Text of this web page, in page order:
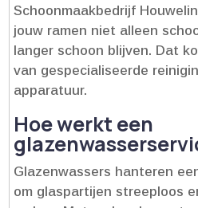
Schoonmaakbedrijf
jouw ramen niet alleen
langer schoon blijven.​ Dat
van gespecialiseerde
apparatuur.​
Hoe werkt een
Glazenwassers hanteren
om glaspartijen streeploos